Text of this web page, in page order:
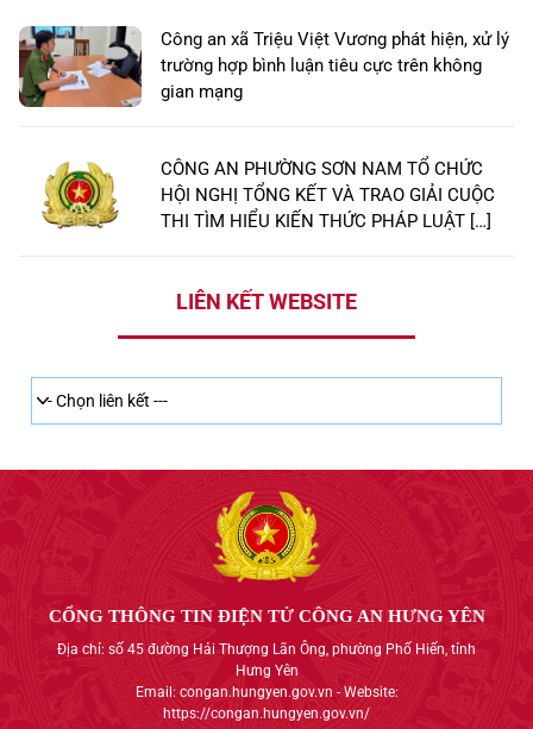
Công an xã Triệu Việt Vương phát hiện, xử lý
trường hợp bình luận tiêu cực trên không
gian mạng
CÔNG AN PHƯỜNG SƠN NAM TỔ CHỨC
HỘI NGHỊ TỔNG KẾT VÀ TRAO GIẢI CUỘC
THI TÌM HIỂU KIẾN THỨC PHÁP LUẬT […]
LIÊN KẾT WEBSITE
CỔNG THÔNG TIN ĐIỆN TỬ CÔNG AN HƯNG YÊN
Địa chỉ: số 45 đường Hải Thượng Lãn Ông, phường Phố Hiến, tỉnh
Hưng Yên
Email: congan.hungyen.gov.vn - Website:
https://congan.hungyen.gov.vn/